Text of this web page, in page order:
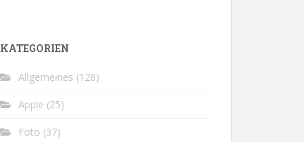
KATEGORIEN
Allgemeines (128)
Apple (25)
Foto (37)